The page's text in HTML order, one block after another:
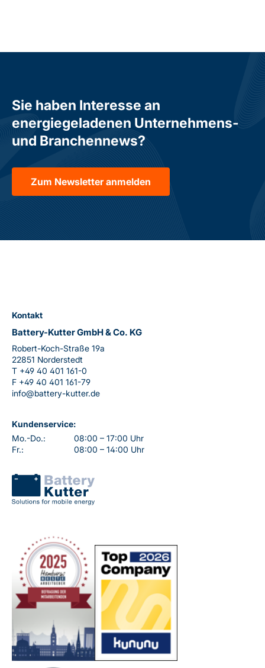
Sie haben Interesse an
energiegeladenen Unternehmens-
und Branchennews?
Zum Newsletter anmelden
Kontakt
Battery-Kutter GmbH & Co. KG
Robert-Koch-Straße 19a
22851 Norderstedt
T +49 40 401 161-0
F +49 40 401 161-79
info@battery-kutter.de
Kundenservice:
Mo.-Do.:
08:00 – 17:00 Uhr
Fr.:
08:00 – 14:00 Uhr